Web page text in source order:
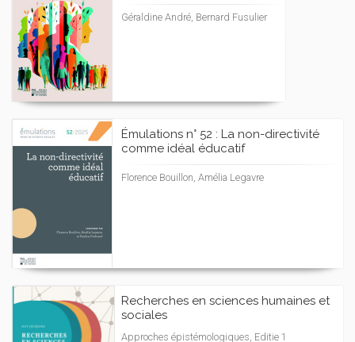
Géraldine André, Bernard Fusulier
Émulations n° 52 : La non-directivité
comme idéal éducatif
Florence Bouillon, Amélia Legavre
Recherches en sciences humaines et
sociales
Approches épistémologiques, Editie 1